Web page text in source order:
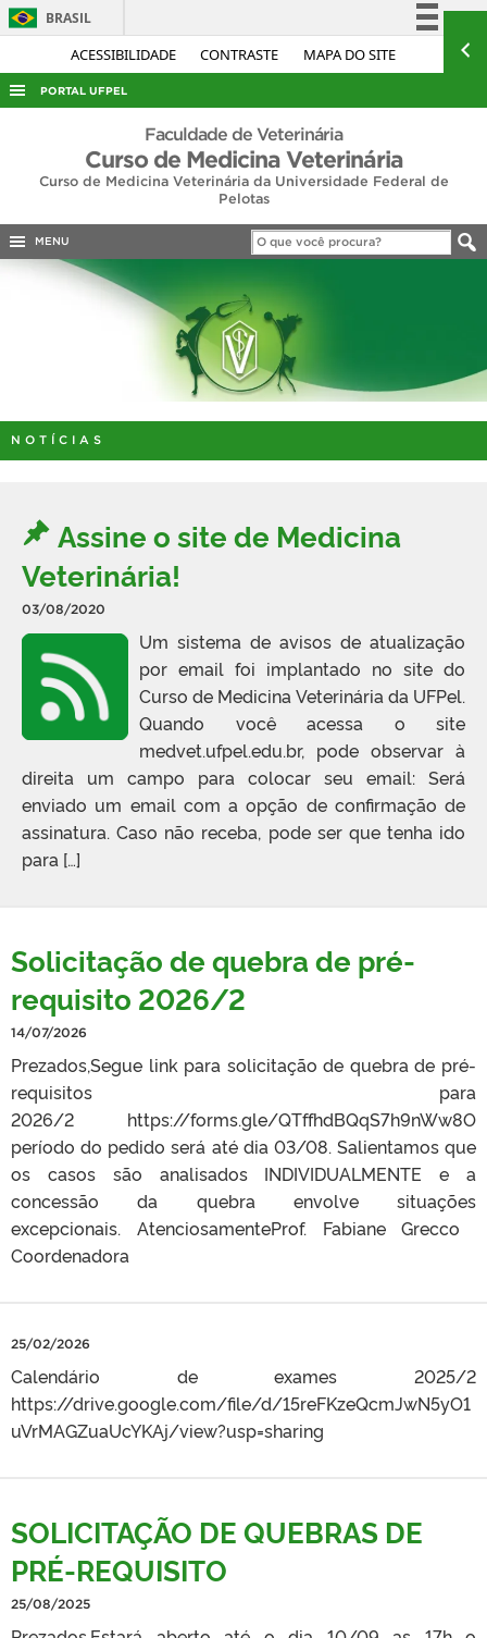
ACESSIBILIDADE CONTRASTE MAPA DO SITE
BRASIL
Simplifique!
Acesso à informação
Legislação
PORTAL UFPEL
ACESSO À INFORMAÇÃO
AUDITORIA
CONCURSOS
TELEFONES
Faculdade de Veterinária
Curso de Medicina Veterinária
Curso de Medicina Veterinária da Universidade Federal de
Pelotas
MENU
NOTÍCIAS
Assine o site de Medicina
Veterinária!
03/08/2020
Um sistema de avisos de atualização
por email foi implantado no site do
Curso de Medicina Veterinária da UFPel.
Quando você acessa o site
medvet.ufpel.edu.br, pode observar à
direita um campo para colocar seu email: Será
enviado um email com a opção de confirmação de
assinatura. Caso não receba, pode ser que tenha ido
para […]
Solicitação de quebra de pré-
requisito 2026/2
14/07/2026
Prezados,Segue link para solicitação de quebra de pré-
requisitos para
2026/2 https://forms.gle/QTffhdBQqS7h9nWw8O
período do pedido será até dia 03/08. Salientamos que
os casos são analisados INDIVIDUALMENTE e a
concessão da quebra envolve situações
excepcionais. AtenciosamenteProf. Fabiane Grecco ​​​​​​​
Coordenadora
25/02/2026
Calendário de exames 2025/2
https://drive.google.com/file/d/15reFKzeQcmJwN5yO1
uVrMAGZuaUcYKAj/view?usp=sharing
SOLICITAÇÃO DE QUEBRAS DE
PRÉ-REQUISITO
25/08/2025